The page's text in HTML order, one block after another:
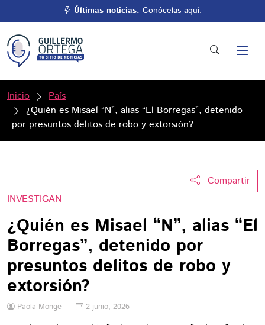
Últimas noticias. Conócelas aquí.
Inicio
País
¿Quién es Misael “N”, alias “El Borregas”, detenido
por presuntos delitos de robo y extorsión?
Compartir
INVESTIGAN
¿Quién es Misael “N”, alias “El
Borregas”, detenido por
presuntos delitos de robo y
extorsión?
Paola Monge 2 junio, 2026